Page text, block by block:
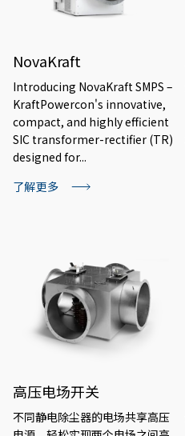
NovaKraft
Introducing NovaKraft SMPS –
KraftPowercon's innovative,
compact, and highly efficient
SIC transformer-rectifier (TR)
designed for...
了解更多
高压电场开关
不同静电除尘器的电场共享高压